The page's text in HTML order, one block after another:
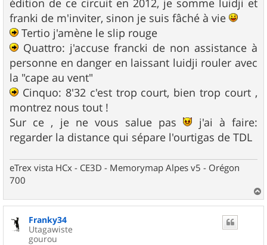
franki de m'inviter, sinon je suis fâché à vie
Tertio j'amène le slip rouge
Quattro: j'accuse francki de non assistance à
personne en danger en laissant luidji rouler avec
la "cape au vent"
Cinquo: 8'32 c'est trop court, bien trop court ,
montrez nous tout !
Sur ce , je ne vous salue pas
j'ai à faire:
regarder la distance qui sépare l'ourtigas de TDL
eTrex vista HCx - CE3D - Memorymap Alpes v5 - Orégon
700
a
Franky34
Utagawiste
gourou